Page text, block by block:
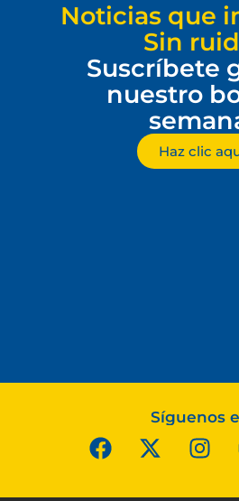
Noticias que
Sin
Suscríbete
nuestro
Haz clic
Síguenos